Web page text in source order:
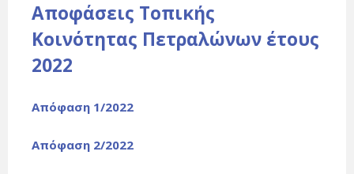
Αποφάσεις Τοπικής
Κοινότητας Πετραλώνων έτους
2022
Απόφαση 1/2022
Απόφαση 2/2022